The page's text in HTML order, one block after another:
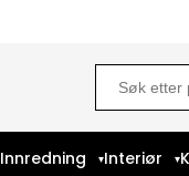
Search
for:
Innredning Interiør